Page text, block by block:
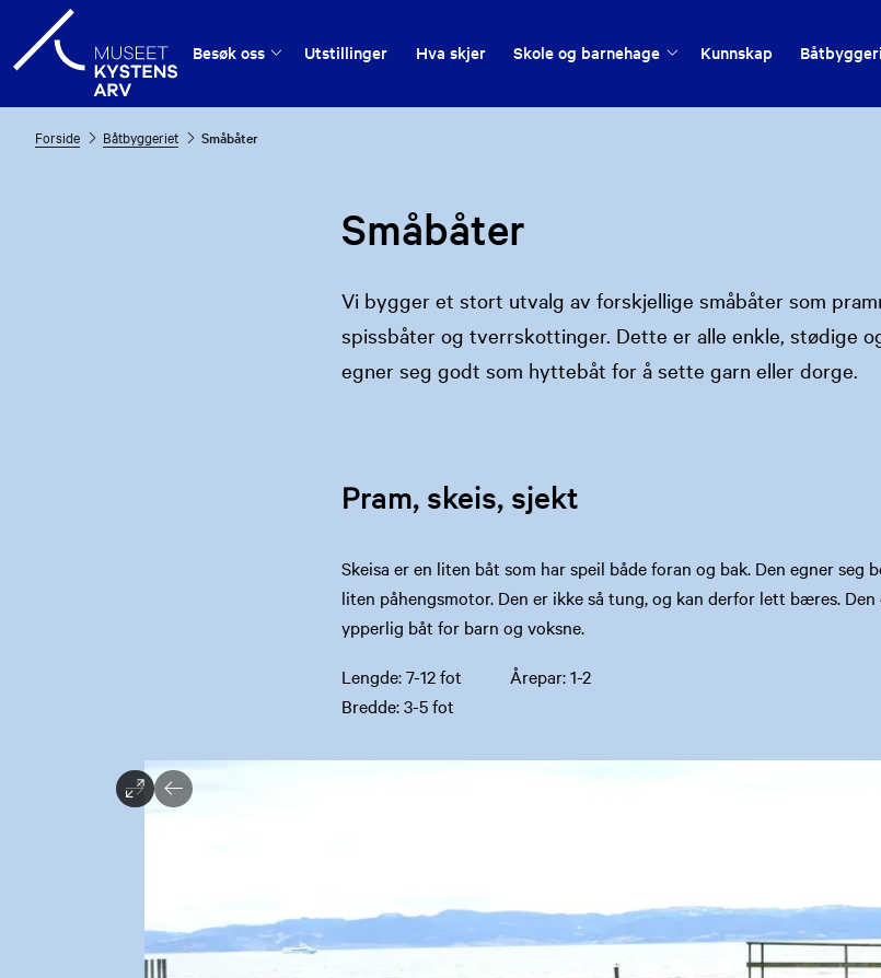
Besøk oss Utstillinger Hva skjer Skole og barnehage Kunnskap
Forside Båtbyggeriet Småbåter
Småbåter
Vi bygger et stort utvalg av forskjellige småbåter som
spissbåter og tverrskottinger. Dette er alle enkle, stødige
egner seg godt som hyttebåt for å sette garn eller dorge.
Pram, skeis, sjekt
Skeisa er en liten båt som har speil både foran og bak. Den egner seg
liten påhengsmotor. Den er ikke så tung, og kan derfor lett bæres. Den
ypperlig båt for barn og voksne.
Lengde: 7-12 fot Årepar: 1-2
Bredde: 3-5 fot